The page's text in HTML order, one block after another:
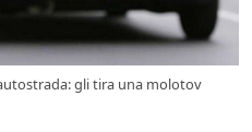
gli tira una molotov